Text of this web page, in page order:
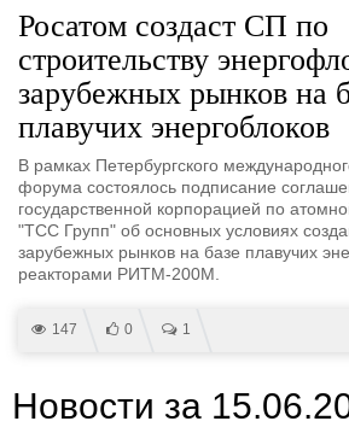
Росатом создаст СП по
строительству
зарубежных рынков на
плавучих энергоблоков
В рамках Петербургского
форума состоялось подписание
государственной корпорацией по
"ТСС Групп" об основных условиях
зарубежных рынков на базе плавучих
реакторами РИТМ-200М.
147 0 1
Новости за